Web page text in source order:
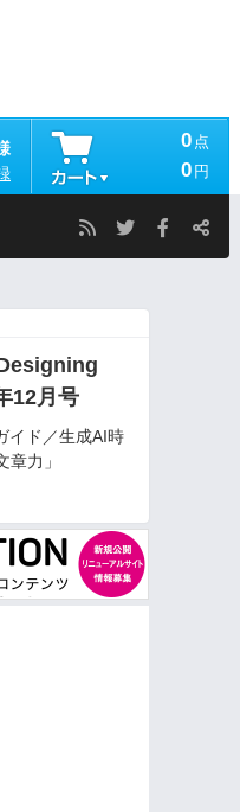
0 点
0 円
12月号
イド／生成AI時
章力」